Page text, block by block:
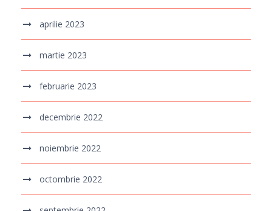
aprilie 2023
martie 2023
februarie 2023
decembrie 2022
noiembrie 2022
octombrie 2022